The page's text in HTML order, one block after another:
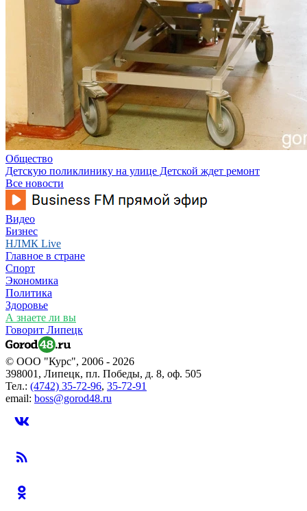
Общество
Детскую поликлинику на улице Детской ждет ремонт
Все новости
Видео
Бизнес
НЛМК Live
Главное в стране
Спорт
Экономика
Политика
Здоровье
А знаете ли вы
Говорит Липецк
© ООО "Курс", 2006 - 2026
398001, Липецк, пл. Победы, д. 8, оф. 505
Тел.: (4742) 35-72-96, 35-72-91
email: boss@gorod48.ru